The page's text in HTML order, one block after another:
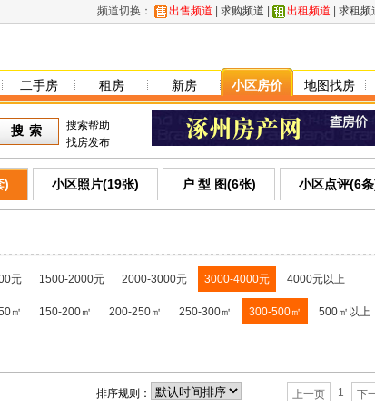
频道切换： 出售频道 求购频道 出租频道 求租频
二手房 租房 新房 小区房价 地图找房
搜索帮助
找房发布
) 小区照片(19张) 户 型 图(6张) 小区点评(6
元 1500-2000元 2000-3000元 3000-4000元 4000元以上
㎡ 150-200㎡ 200-250㎡ 250-300㎡ 300-500㎡ 500㎡以上
排序规则： 上一页 1 下